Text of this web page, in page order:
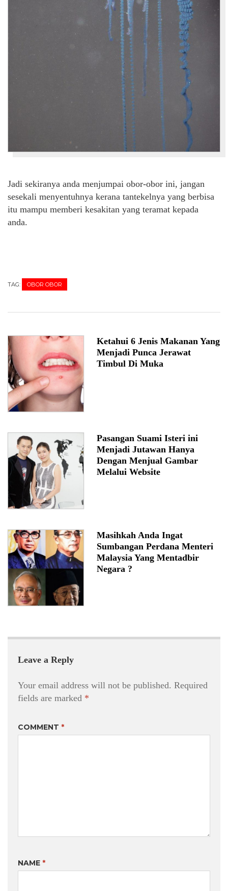
Jadi sekiranya anda menjumpai obor-obor ini, jangan
sesekali menyentuhnya kerana tantekelnya yang berbisa
itu mampu memberi kesakitan yang teramat kepada
anda.
TAG: OBOR OBOR
Ketahui 6 Jenis Makanan Yang
Menjadi Punca Jerawat
Timbul Di Muka
Pasangan Suami Isteri ini
Menjadi Jutawan Hanya
Dengan Menjual Gambar
Melalui Website
Masihkah Anda Ingat
Sumbangan Perdana Menteri
Malaysia Yang Mentadbir
Negara ?
Leave a Reply
Your email address will not be published. Required
fields are marked *
COMMENT *
NAME *